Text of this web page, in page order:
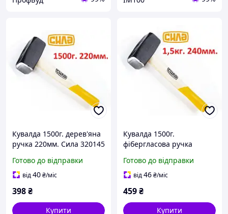
Кувалда 1500г. дерев'яна
ручка 220мм. Сила 320145
Готово до відправки
від40₴/міс
398₴
Купити
Кувалда 1500г.
фібергласова ручка
(Код3070)
Готово до відправки
від46₴/міс
459₴
Купити